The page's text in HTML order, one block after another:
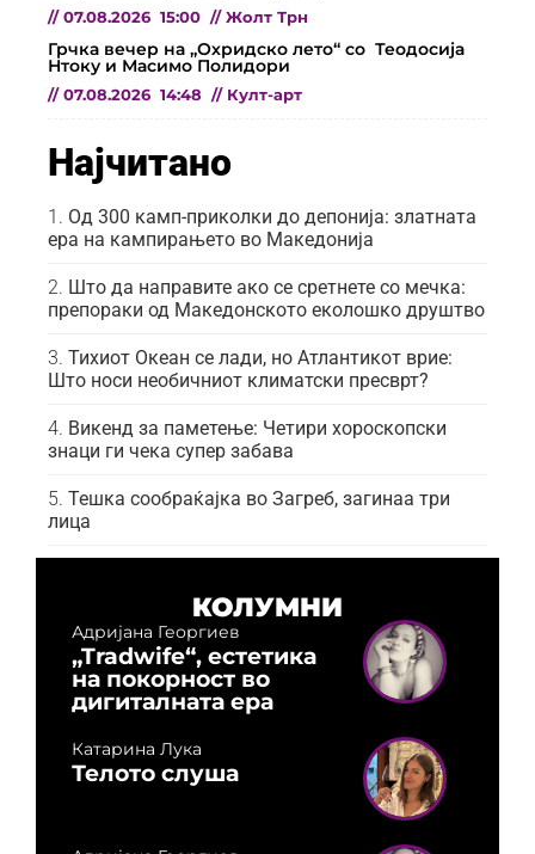
// 07.08.2026 15:00 // Жолт Трн
Грчка вечер на „Охридско лето“ со Теодосија
Нтоку и Масимо Полидори
// 07.08.2026 14:48 // Култ-арт
Најчитано
Од 300 камп-приколки до депонија: златната
ера на кампирањето во Македонија
Што да направите ако се сретнете со мечка:
препораки од Македонското еколошко друштво
Тихиот Океан се лади, но Атлантикот врие:
Што носи необичниот климатски пресврт?
Викенд за паметење: Четири хороскопски
знаци ги чека супер забава
Тешка сообраќајка во Загреб, загинаа три
лица
КОЛУМНИ
Адријана Георгиев
„Tradwife“, естетика
на покорност во
дигиталната ера
Катарина Лука
Телото слуша